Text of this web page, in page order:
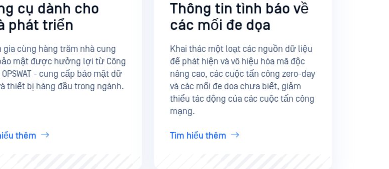
cụ dành cho
phát triển
gia cùng hàng trăm nhà cung
mật được hưởng lợi từ Công
- cung cấp bảo mật dữ
thiết bị hàng đầu trong ngành.
thêm
Thông tin tình báo về
các mối đe dọa
Khai thác một loạt các nguồn dữ liệu
để phát hiện và vô hiệu hóa mã độc
nâng cao, các cuộc tấn công zero-day
và các mối đe dọa chưa biết, giảm
thiểu tác động của các cuộc tấn công
mạng.
Tìm hiểu thêm